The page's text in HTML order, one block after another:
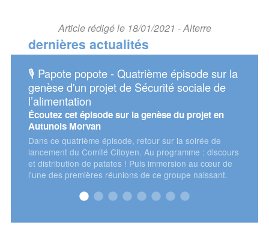
Article rédigé le 18/01/2021 - Alterre
dernières actualités
épisode sur la
sociale de
du projet en
sur la soirée de
programme : discours
au cœur de
ce groupe naissant.
📅 Assises européennes de la
énergétique 2026
Conseil régional !